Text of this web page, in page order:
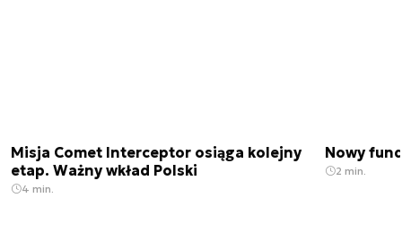
Misja Comet Interceptor osiąga kolejny
etap. Ważny wkład Polski
4 min.
Nowy
2 min.